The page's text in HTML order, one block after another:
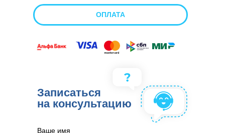
ОПЛАТА
Ваше имя
Записаться
на консультацию